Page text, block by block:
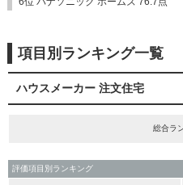
項目別ランキング一覧
ハウスメーカー 注文住宅
総合ラ
評価項目別ランキング